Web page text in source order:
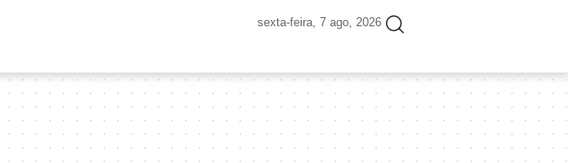
sexta-feira, 7 ago, 2026